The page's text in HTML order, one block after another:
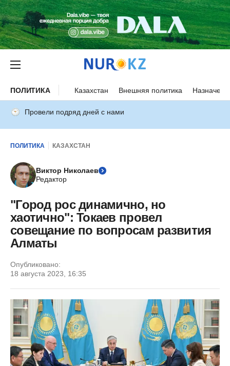
ПОЛИТИКА Казахстан Внешняя политика
Провели подряд дней с нами
ПОЛИТИКА КАЗАХСТАН
Виктор Николаев
Редактор
"Город рос динамично, но
хаотично": Токаев провел
совещание по вопросам развития
Алматы
Опубликовано:
18 августа 2023, 16:35